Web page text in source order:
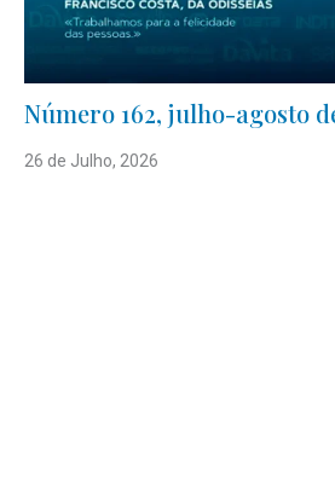
Número 162, julho-agosto
26 de Julho, 2026